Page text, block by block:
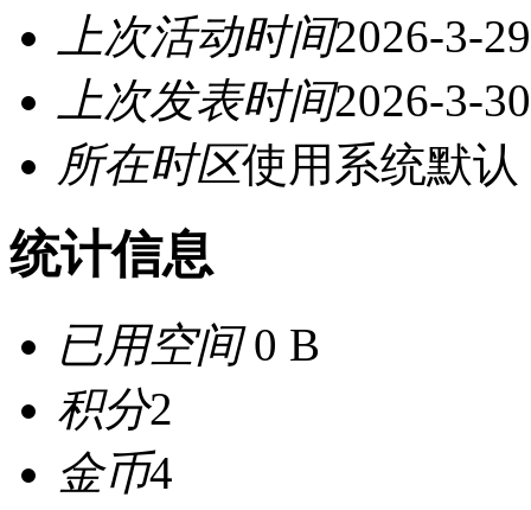
上次活动时间2026-3-
上次发表时间2026-3-
所在时区使用系统默认
统计信息
已用空间0 B
积分2
金币4